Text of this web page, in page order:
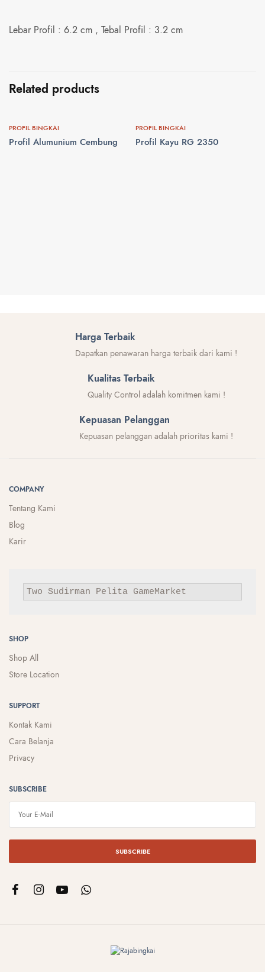
Lebar Profil : 6.2 cm , Tebal Profil : 3.2 cm
Related products
PROFIL BINGKAI
Profil Alumunium Cembung
PROFIL BINGKAI
Profil Kayu RG 2350
Harga Terbaik
Dapatkan penawaran harga terbaik dari kami !
Kualitas Terbaik
Quality Control adalah komitmen kami !
Kepuasan Pelanggan
Kepuasan pelanggan adalah prioritas kami !
COMPANY
Tentang Kami
Blog
Karir
Two Sudirman Pelita GameMarket
SHOP
Shop All
Store Location
SUPPORT
Kontak Kami
Cara Belanja
Privacy
SUBSCRIBE
SUBSCRIBE